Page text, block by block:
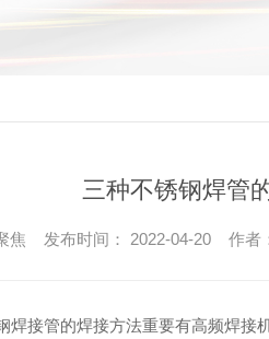
三种不锈钢焊管
焦 发布时间： 2022-04-20 作者
接管的焊接方法重要有高频焊接